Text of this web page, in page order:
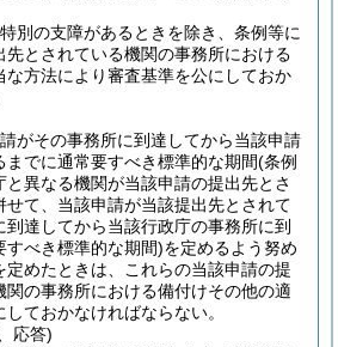
別の支障があるときを除き、条例等に
先とされている機関の事務所における
な方法により審査基準を公にしておか
がその事務所に到達してから当該申請
までに通常要すべき標準的な期間(条例
異なる機関が当該申請の提出先とさ
せて、当該申請が当該提出先とされて
到達してから当該行政庁の事務所に到
すべき標準的な期間)を定めるよう努め
定めたときは、これらの当該申請の提
関の事務所における備付けその他の適
ておかなければならない。
応答)